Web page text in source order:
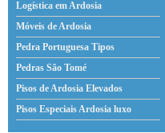
Logística em Ardosia
Móveis de Ardosia
Pedra Portuguesa Tipos
Pedras São Tomé
Pisos de Ardosia Elevados
Pisos Especiais Ardosia luxo